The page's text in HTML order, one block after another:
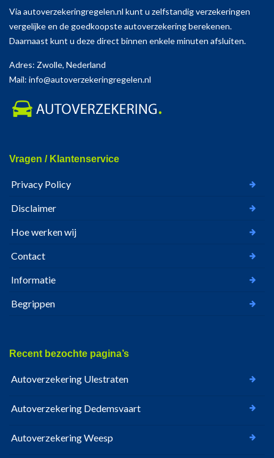
Via autoverzekeringregelen.nl kunt u zelfstandig verzekeringen
vergelijke en de goedkoopste autoverzekering berekenen.
Daarnaast kunt u deze direct binnen enkele minuten afsluiten.
Adres: Zwolle, Nederland
Mail: info@autoverzekeringregelen.nl
Vragen / Klantenservice
Privacy Policy
Disclaimer
Hoe werken wij
Contact
Informatie
Begrippen
Recent bezochte pagina’s
Autoverzekering Ulestraten
Autoverzekering Dedemsvaart
Autoverzekering Weesp